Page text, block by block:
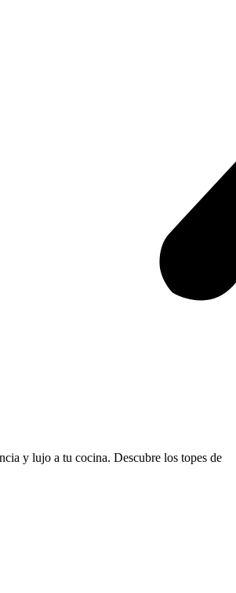
y lujo a tu cocina. Descubre los topes de